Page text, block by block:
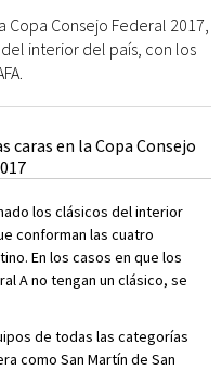
Copa Consejo Federal 2017,
interior del país, con los
los clásicos del interior
conforman las cuatro
En los casos en que los
A no tengan un clásico, se
de todas las categorías
como San Martín de San